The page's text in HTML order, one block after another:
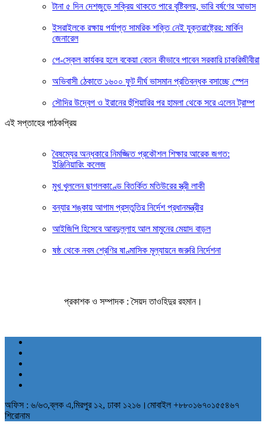
টানা ৫ দিন দেশজুড়ে সক্রিয় থাকতে পারে বৃষ্টিবলয়, ভারি বর্ষণের আভাস
ইসরাইলকে রক্ষায় পর্যাপ্ত সামরিক শক্তি নেই যুক্তরাষ্ট্রের: মার্কিন
জেনারেল
পে-স্কেল কার্যকর হলে বকেয়া বেতন কীভাবে পাবেন সরকারি চাকরিজীবীরা
অভিবাসী ঠেকাতে ১৬০০ ফুট দীর্ঘ ভাসমান প্রতিবন্ধক বসাচ্ছে স্পেন
সৌদির উদ্বেগ ও ইরানের হুঁশিয়ারির পর হামলা থেকে সরে এলেন ট্রাম্প
এই সপ্তাহের পাঠকপ্রিয়
বৈষম্যের অন্ধকারে নিমজ্জিত প্রকৌশল শিক্ষার আরেক জগত:
ইঞ্জিনিয়ারিং কলেজ
মুখ খুললেন ছাগলকাণ্ডে বিতর্কিত মতিউরের স্ত্রী লাকী
বন্যার শঙ্কায় আগাম প্রস্তুতির নির্দেশ প্রধানমন্ত্রীর
আইজিপি হিসেবে আবদুল্লাহ আল মামুনের মেয়াদ বাড়ল
ষষ্ঠ থেকে নবম শ্রেণির ষাণ্মাসিক মূল্যায়নে জরুরি নির্দেশনা
প্রকাশক ও সম্পাদক : সৈয়দ তাওহিদুর রহমান।
অফিস : ৬/৬৩,ব্লক এ,মিরপুর ১২, ঢাকা ১২১৬।মোবাইল +৮৮০১৬৭০১৫৫৪৬৭
শিরোনাম